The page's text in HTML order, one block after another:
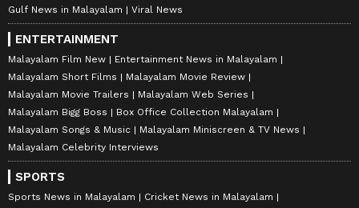
Gulf News in Malayalam
Viral News
ENTERTAINMENT
Malayalam Film New
Entertainment News in Malayalam
Malayalam Short Films
Malayalam Movie Review
Malayalam Movie Trailers
Malayalam Web Series
Malayalam Bigg Boss
Box Office Collection Malayalam
Malayalam Songs & Music
Malayalam Miniscreen & TV News
Malayalam Celebrity Interviews
SPORTS
Sports News in Malayalam
Cricket News in Malayalam